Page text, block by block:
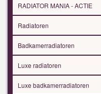
RADIATOR MANIA - ACTIE
Radiatoren
Badkamerradiatoren
Luxe radiatoren
Luxe badkamerradiatoren